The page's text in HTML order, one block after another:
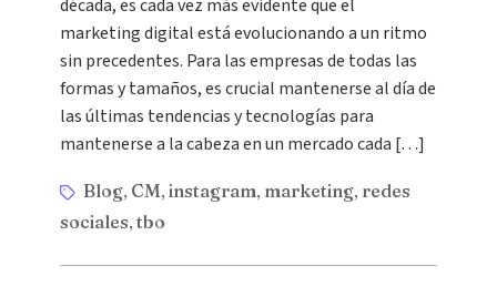
década, es cada vez más evidente que el
marketing digital está evolucionando a un ritmo
sin precedentes. Para las empresas de todas las
formas y tamaños, es crucial mantenerse al día de
las últimas tendencias y tecnologías para
mantenerse a la cabeza en un mercado cada […]
Blog, CM,instagram, marketing, redes
sociales,tbo